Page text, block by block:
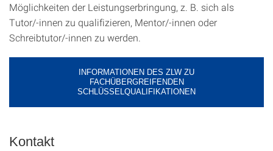
Möglichkeiten der Leistungserbringung, z. B. sich als
Tutor/-innen zu qualifizieren, Mentor/-innen oder
Schreibtutor/-innen zu werden.
INFORMATIONEN DES ZLW ZU
FACHÜBERGREIFENDEN
SCHLÜSSELQUALIFIKATIONEN
Kontakt